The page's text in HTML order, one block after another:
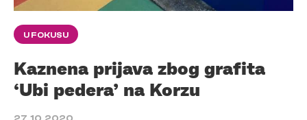
U FOKUSU
Kaznena prijava zbog grafita
‘Ubi pedera’ na Korzu